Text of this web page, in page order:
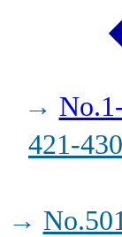
→
421-430
→